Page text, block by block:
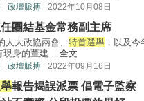
政壇脈搏 2022年10月08日
團結基金常務副主席
人大政協兩會、 特首選舉 ，以及
現身的董建 ...全文
政壇脈搏 2022年09月16日
報告揭誤派票 倡電子監察